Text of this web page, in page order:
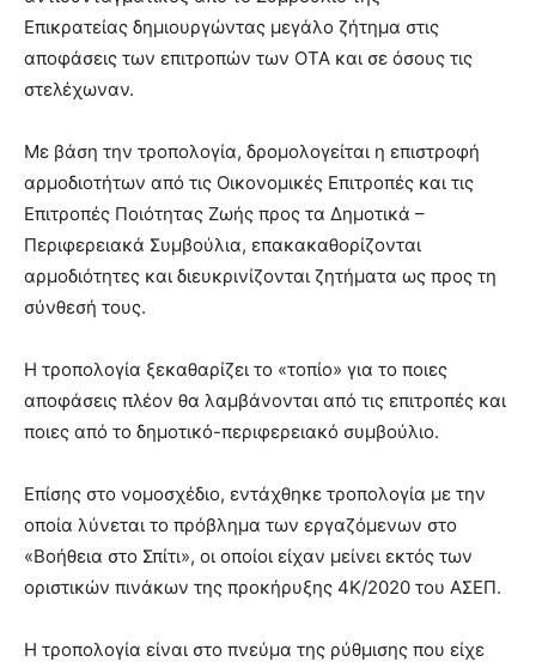
you
the
meaning
of
pornhun
hd
porn
Επικρατείας δημιουργώντας μεγάλο ζήτημα στις
αποφάσεις των επιτροπών των ΟΤΑ και σε όσους τις
στελέχωναν.
Με βάση την τροπολογία, δρομολογείται η επιστροφή
αρμοδιοτήτων από τις Οικονομικές Επιτροπές και τις
Επιτροπές Ποιότητας Ζωής προς τα Δημοτικά –
Περιφερειακά Συμβούλια, επακακαθορίζονται
αρμοδιότητες και διευκρινίζονται ζητήματα ως προς τη
σύνθεσή τους.
Η τροπολογία ξεκαθαρίζει το «τοπίο» για το ποιες
αποφάσεις πλέον θα λαμβάνονται από τις επιτροπές και
ποιες από το δημοτικό-περιφερειακό συμβούλιο.
Επίσης στο νομοσχέδιο, εντάχθηκε τροπολογία με την
οποία λύνεται το πρόβλημα των εργαζόμενων στο
«Βοήθεια στο Σπίτι», οι οποίοι είχαν μείνει εκτός των
οριστικών πινάκων της προκήρυξης 4Κ/2020 του ΑΣΕΠ.
H τροπολογία είναι στο πνεύμα της ρύθμισης που είχε